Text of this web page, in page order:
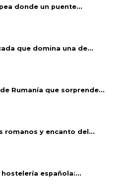
donde un puente...
que domina una de...
Rumanía que sorprende...
romanos y encanto del...
española:...